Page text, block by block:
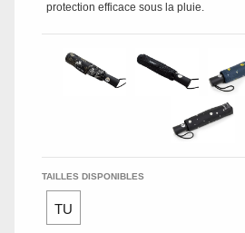
protection efficace sous la pluie.
TAILLES DISPONIBLES
TU